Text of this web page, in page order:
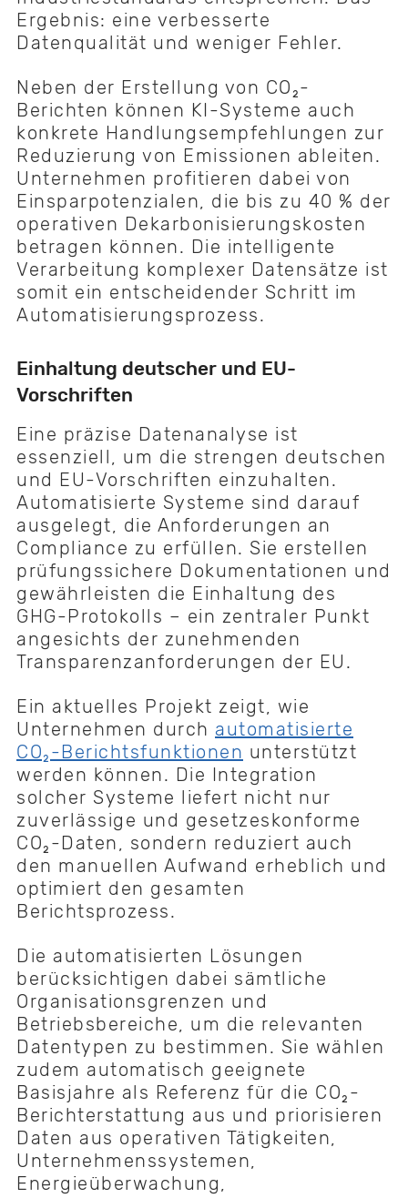
Ergebnis: eine verbesserte
Datenqualität und weniger Fehler.
Neben der Erstellung von CO₂-
Berichten können KI-Systeme auch
konkrete Handlungsempfehlungen zur
Reduzierung von Emissionen ableiten.
Unternehmen profitieren dabei von
Einsparpotenzialen, die bis zu 40 % der
operativen Dekarbonisierungskosten
betragen können. Die intelligente
Verarbeitung komplexer Datensätze ist
somit ein entscheidender Schritt im
Automatisierungsprozess.
Einhaltung deutscher und EU-
Vorschriften
Eine präzise Datenanalyse ist
essenziell, um die strengen deutschen
und EU-Vorschriften einzuhalten.
Automatisierte Systeme sind darauf
ausgelegt, die Anforderungen an
Compliance zu erfüllen. Sie erstellen
prüfungssichere Dokumentationen und
gewährleisten die Einhaltung des
GHG-Protokolls – ein zentraler Punkt
angesichts der zunehmenden
Transparenzanforderungen der EU.
Ein aktuelles Projekt zeigt, wie
Unternehmen durch automatisierte
CO₂-Berichtsfunktionen unterstützt
werden können. Die Integration
solcher Systeme liefert nicht nur
zuverlässige und gesetzeskonforme
CO₂-Daten, sondern reduziert auch
den manuellen Aufwand erheblich und
optimiert den gesamten
Berichtsprozess.
Die automatisierten Lösungen
berücksichtigen dabei sämtliche
Organisationsgrenzen und
Betriebsbereiche, um die relevanten
Datentypen zu bestimmen. Sie wählen
zudem automatisch geeignete
Basisjahre als Referenz für die CO₂-
Berichterstattung aus und priorisieren
Daten aus operativen Tätigkeiten,
Unternehmenssystemen,
Energieüberwachung,